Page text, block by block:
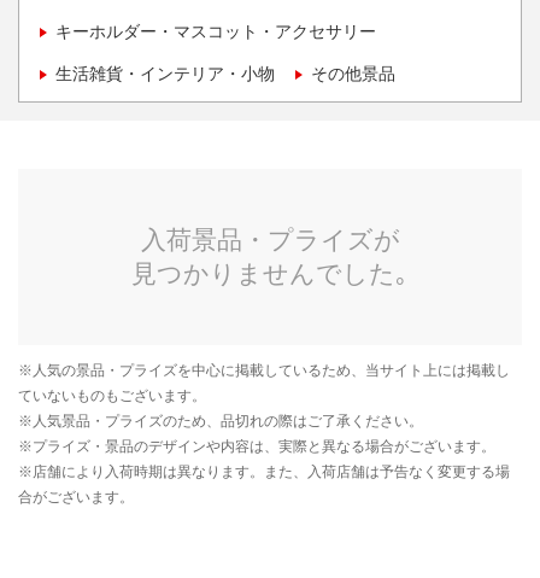
キーホルダー・マスコット・アクセサリー
生活雑貨・インテリア・小物 その他景品